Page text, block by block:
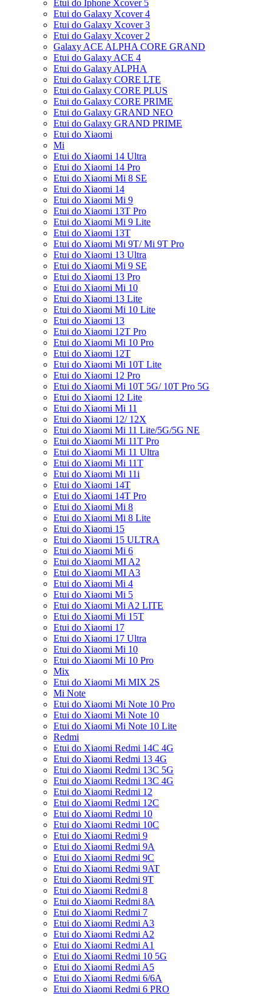
Etui do Iphone Xcover 5
Etui do Galaxy Xcover 4
Etui do Galaxy Xcover 3
Etui do Galaxy Xcover 2
Galaxy ACE ALPHA CORE GRAND
Etui do Galaxy ACE 4
Etui do Galaxy ALPHA
Etui do Galaxy CORE LTE
Etui do Galaxy CORE PLUS
Etui do Galaxy CORE PRIME
Etui do Galaxy GRAND NEO
Etui do Galaxy GRAND PRIME
Etui do Xiaomi
Mi
Etui do Xiaomi 14 Ultra
Etui do Xiaomi 14 Pro
Etui do Xiaomi Mi 8 SE
Etui do Xiaomi 14
Etui do Xiaomi Mi 9
Etui do Xiaomi 13T Pro
Etui do Xiaomi Mi 9 Lite
Etui do Xiaomi 13T
Etui do Xiaomi Mi 9T/ Mi 9T Pro
Etui do Xiaomi 13 Ultra
Etui do Xiaomi Mi 9 SE
Etui do Xiaomi 13 Pro
Etui do Xiaomi Mi 10
Etui do Xiaomi 13 Lite
Etui do Xiaomi Mi 10 Lite
Etui do Xiaomi 13
Etui do Xiaomi 12T Pro
Etui do Xiaomi Mi 10 Pro
Etui do Xiaomi 12T
Etui do Xiaomi Mi 10T Lite
Etui do Xiaomi 12 Pro
Etui do Xiaomi Mi 10T 5G/ 10T Pro 5G
Etui do Xiaomi 12 Lite
Etui do Xiaomi Mi 11
Etui do Xiaomi 12/ 12X
Etui do Xiaomi Mi 11 Lite/5G/5G NE
Etui do Xiaomi Mi 11T Pro
Etui do Xiaomi Mi 11 Ultra
Etui do Xiaomi Mi 11T
Etui do Xiaomi Mi 11i
Etui do Xiaomi 14T
Etui do Xiaomi 14T Pro
Etui do Xiaomi Mi 8
Etui do Xiaomi Mi 8 Lite
Etui do Xiaomi 15
Etui do Xiaomi 15 ULTRA
Etui do Xiaomi Mi 6
Etui do Xiaomi MI A2
Etui do Xiaomi MI A3
Etui do Xiaomi Mi 4
Etui do Xiaomi Mi 5
Etui do Xiaomi Mi A2 LITE
Etui do Xiaomi Mi 15T
Etui do Xiaomi 17
Etui do Xiaomi 17 Ultra
Etui do Xiaomi Mi 10
Etui do Xiaomi Mi 10 Pro
Mix
Etui do Xiaomi Mi MIX 2S
Mi Note
Etui do Xiaomi Mi Note 10 Pro
Etui do Xiaomi Mi Note 10
Etui do Xiaomi Mi Note 10 Lite
Redmi
Etui do Xiaomi Redmi 14C 4G
Etui do Xiaomi Redmi 13 4G
Etui do Xiaomi Redmi 13C 5G
Etui do Xiaomi Redmi 13C 4G
Etui do Xiaomi Redmi 12
Etui do Xiaomi Redmi 12C
Etui do Xiaomi Redmi 10
Etui do Xiaomi Redmi 10C
Etui do Xiaomi Redmi 9
Etui do Xiaomi Redmi 9A
Etui do Xiaomi Redmi 9C
Etui do Xiaomi Redmi 9AT
Etui do Xiaomi Redmi 9T
Etui do Xiaomi Redmi 8
Etui do Xiaomi Redmi 8A
Etui do Xiaomi Redmi 7
Etui do Xiaomi Redmi A3
Etui do Xiaomi Redmi A2
Etui do Xiaomi Redmi A1
Etui do Xiaomi Redmi 10 5G
Etui do Xiaomi Redmi A5
Etui do Xiaomi Redmi 6/6A
Etui do Xiaomi Redmi 6 PRO